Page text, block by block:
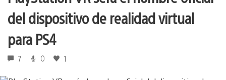
del dispositivo de realidad virtual
para PS4
7 0 1